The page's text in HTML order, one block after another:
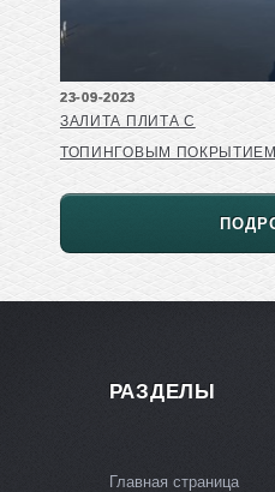
23-09-2023
ЗАЛИТА ПЛИТА С
ТОПИНГОВЫМ ПОКРЫТИЕМ
РАЗДЕЛЫ
Главная страница